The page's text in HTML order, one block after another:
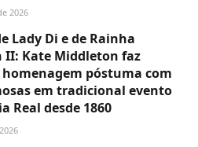
2026
Lady Di e de Rainha
II: Kate Middleton faz
póstuma com
em tradicional evento
Real desde 1860